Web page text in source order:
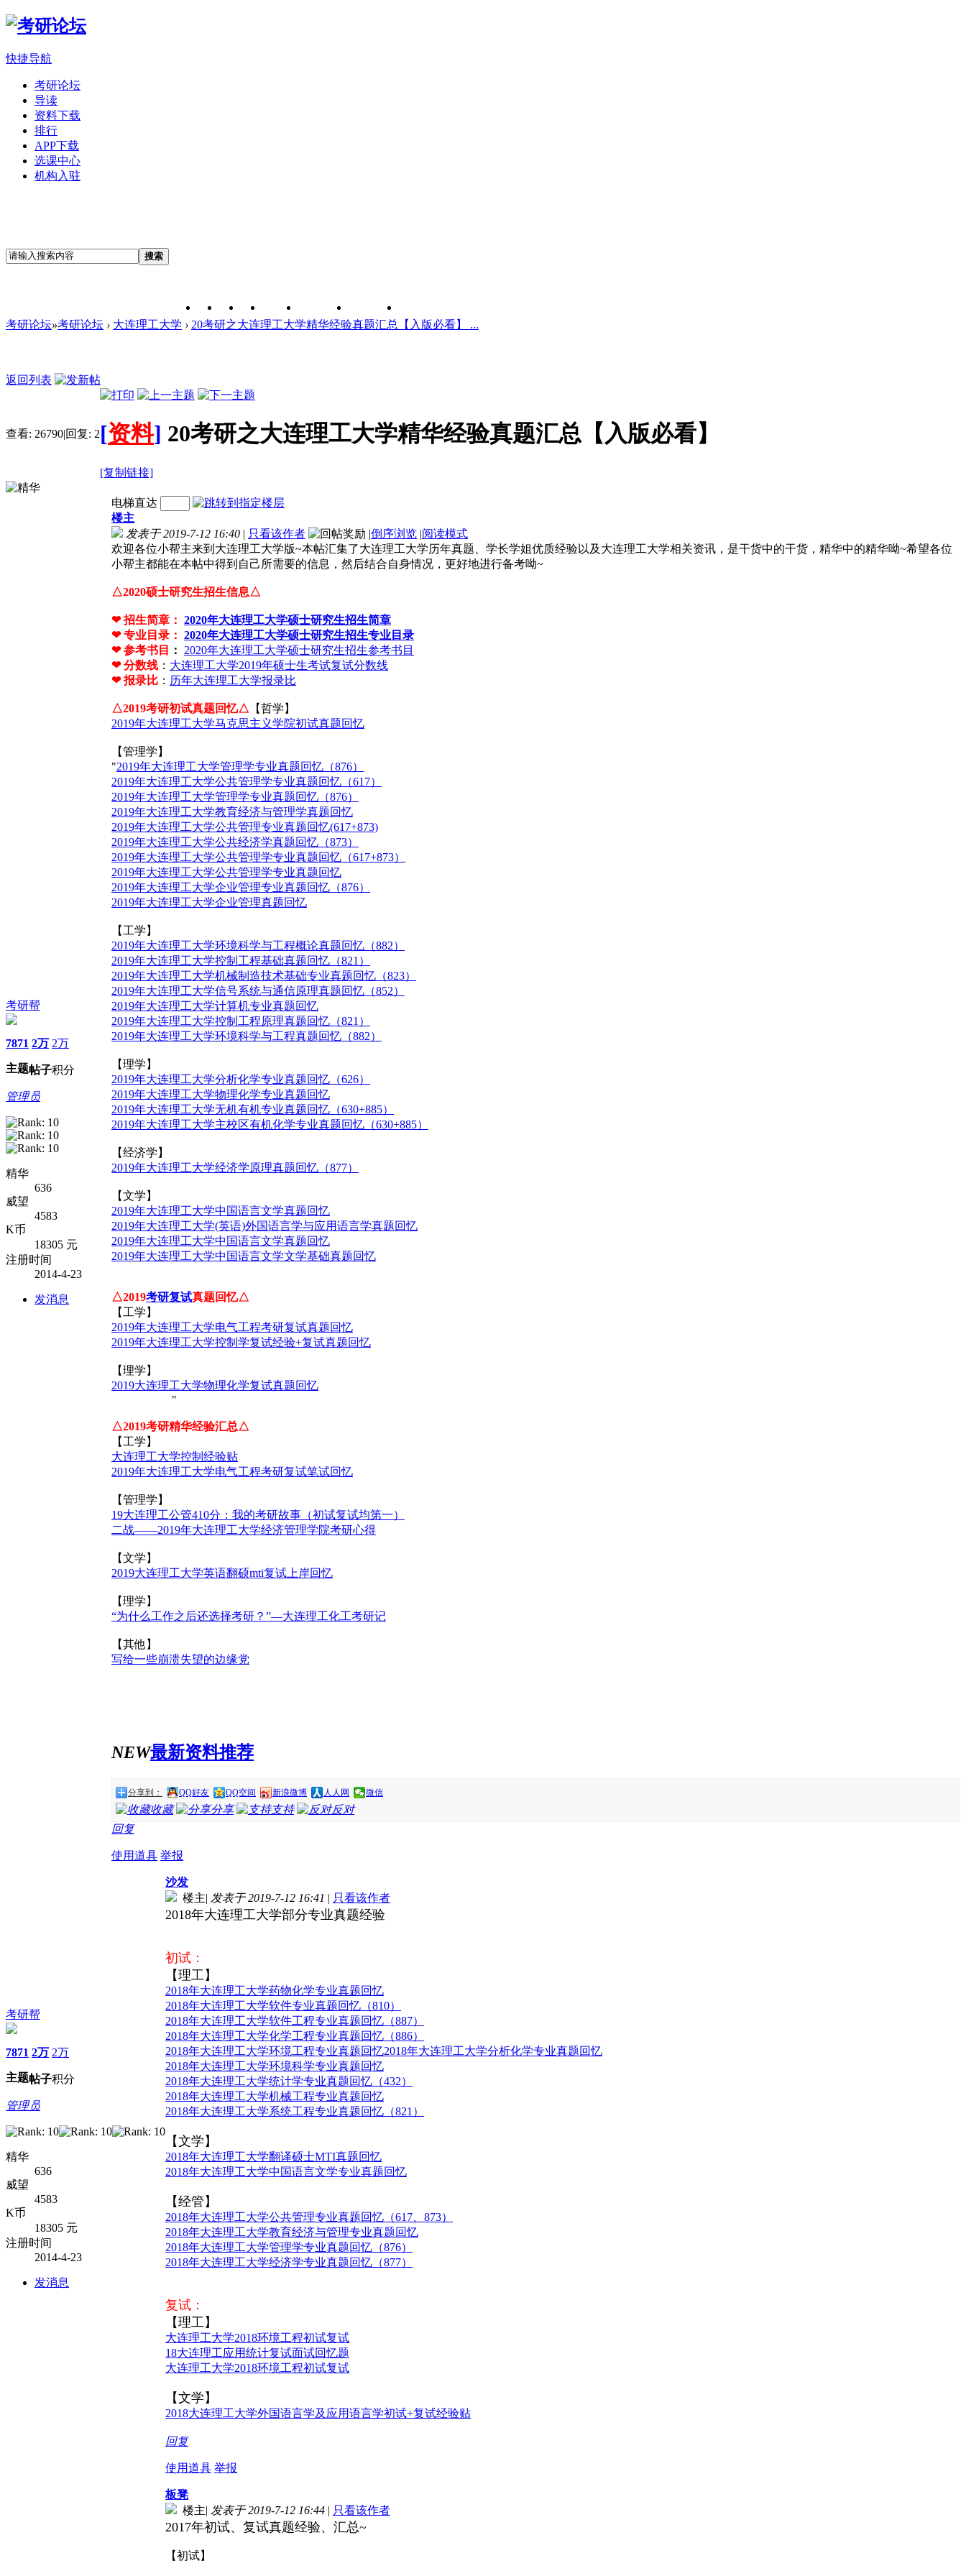
快捷导航
考研论坛
导读
资料下载
排行
APP下载
选课中心
机构入驻
搜索
考研论坛»考研论坛 › 大连理工大学 › 20考研之大连理工大学精华经验真题汇总【入版必看】 ...
返回列表
查看: 26790|回复: 2[资料] 20考研之大连理工大学精华经验真题汇总【入版必看】
[复制链接]
考研帮
7871
主题
2万
帖子
2万
积分
管理员
精华
636
威望
4583
K币
18305 元
注册时间
2014-4-23
发消息
电梯直达
楼主
发表于 2019-7-12 16:40 | 只看该作者 |倒序浏览 |阅读模式
欢迎各位小帮主来到大连理工大学版~本帖汇集了大连理工大学历年真题、学长学姐优质经验以及大连理工大学相关资讯，是干货中的干货，精华中的精华呦~希望各位
小帮主都能在本帖中得到自己所需要的信息，然后结合自身情况，更好地进行备考呦~
△2020硕士研究生招生信息△
❤ 招生简章： 2020年大连理工大学硕士研究生招生简章
❤专业目录： 2020年大连理工大学硕士研究生招生专业目录
❤参考书目 ：
2020年大连理工大学硕士研究生招生参考书目
❤ 分数线 ： 大连理工大学2019年硕士生考试复试分数线
❤ 报录比 ： 历年大连理工大学报录比
△2019考研初试真题回忆△ 【哲学】
2019年大连理工大学马克思主义学院初试真题回忆
【管理学】
"2019年大连理工大学管理学专业真题回忆（876）
2019年大连理工大学公共管理学专业真题回忆（617）
2019年大连理工大学管理学专业真题回忆（876）
2019年大连理工大学教育经济与管理学真题回忆
2019年大连理工大学公共管理专业真题回忆(617+873)
2019年大连理工大学公共经济学真题回忆（873）
2019年大连理工大学公共管理学专业真题回忆（617+873）
2019年大连理工大学公共管理学专业真题回忆
2019年大连理工大学企业管理专业真题回忆（876）
2019年大连理工大学企业管理真题回忆
【工学】
2019年大连理工大学环境科学与工程概论真题回忆（882）
2019年大连理工大学控制工程基础真题回忆（821）
2019年大连理工大学机械制造技术基础专业真题回忆（823）
2019年大连理工大学信号系统与通信原理真题回忆（852）
2019年大连理工大学计算机专业真题回忆
2019年大连理工大学控制工程原理真题回忆（821）
2019年大连理工大学环境科学与工程真题回忆（882）
【理学】
2019年大连理工大学分析化学专业真题回忆（626）
2019年大连理工大学物理化学专业真题回忆
2019年大连理工大学无机有机专业真题回忆（630+885）
2019年大连理工大学主校区有机化学专业真题回忆（630+885）
【经济学】
2019年大连理工大学经济学原理真题回忆（877）
【文学】
2019年大连理工大学中国语言文学真题回忆
2019年大连理工大学(英语)外国语言学与应用语言学真题回忆
2019年大连理工大学中国语言文学真题回忆
2019年大连理工大学中国语言文学文学基础真题回忆
△2019考研复试真题回忆△
【工学】
2019年大连理工大学电气工程考研复试真题回忆
2019年大连理工大学控制学复试经验+复试真题回忆
【理学】
2019大连理工大学物理化学复试真题回忆
"
△2019考研精华经验汇总△
【工学】
大连理工大学控制经验贴
2019年大连理工大学电气工程考研复试笔试回忆
【管理学】
19大连理工公管410分：我的考研故事（初试复试均第一）
二战——2019年大连理工大学经济管理学院考研心得
【文学】
2019大连理工大学英语翻硕mti复试上岸回忆
【理学】
“为什么工作之后还选择考研？”—大连理工化工考研记
【其他】
写给一些崩溃失望的边缘党
NEW最新资料推荐
分享到： QQ好友 QQ空间 新浪微博 人人网 微信
收藏 分享 支持
反对
回复
使用道具 举报
考研帮
7871
主题
2万
帖子
2万
积分
管理员
精华
636
威望
4583
K币
18305 元
注册时间
2014-4-23
发消息
沙发
楼主| 发表于 2019-7-12 16:41 | 只看该作者
2018年大连理工大学部分专业真题经验
初试：
【理工】
2018年大连理工大学药物化学专业真题回忆
2018年大连理工大学软件专业真题回忆（810）
2018年大连理工大学软件工程专业真题回忆（887）
2018年大连理工大学化学工程专业真题回忆（886）
2018年大连理工大学环境工程专业真题回忆2018年大连理工大学分析化学专业真题回忆
2018年大连理工大学环境科学专业真题回忆
2018年大连理工大学统计学专业真题回忆（432）
2018年大连理工大学机械工程专业真题回忆
2018年大连理工大学系统工程专业真题回忆（821）
【文学】
2018年大连理工大学翻译硕士MTI真题回忆
2018年大连理工大学中国语言文学专业真题回忆
【经管】
2018年大连理工大学公共管理专业真题回忆（617、873）
2018年大连理工大学教育经济与管理专业真题回忆
2018年大连理工大学管理学专业真题回忆（876）
2018年大连理工大学经济学专业真题回忆（877）
复试：
【理工】
大连理工大学2018环境工程初试复试
18大连理工应用统计复试面试回忆题
大连理工大学2018环境工程初试复试
【文学】
2018大连理工大学外国语言学及应用语言学初试+复试经验贴
回复
使用道具 举报
板凳
楼主| 发表于 2019-7-12 16:44 | 只看该作者
2017年初试、复试真题经验、汇总~
【初试】